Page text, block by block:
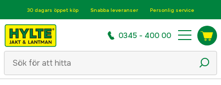
30 dagars öppet köp Snabba leveranser Personlig service
0345 - 400 00